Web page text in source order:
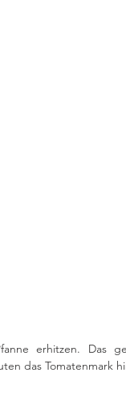
erhitzen. Das
das Tomatenmark